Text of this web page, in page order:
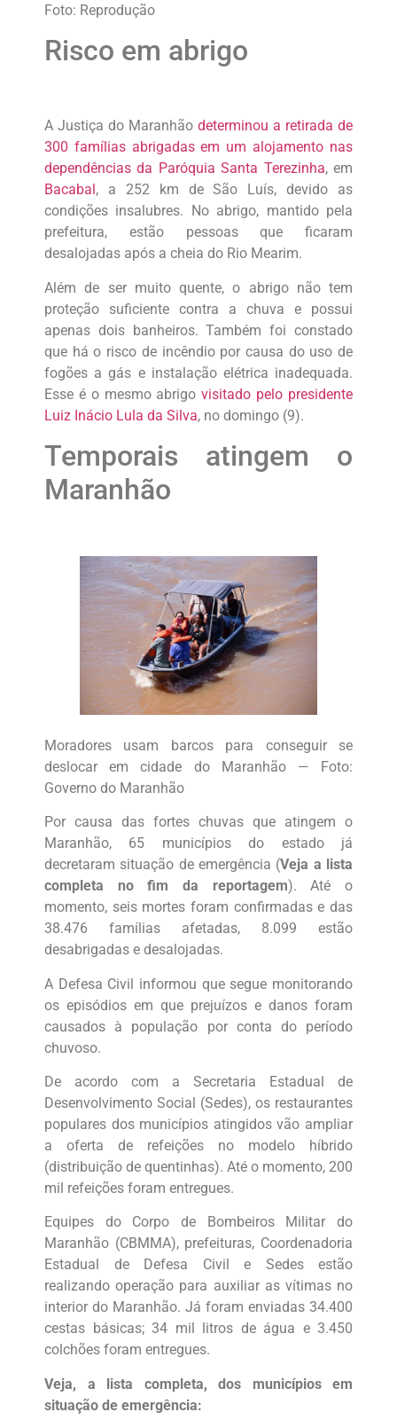
Foto: Reprodução
Risco em abrigo
A Justiça do Maranhão determinou a retirada de
300 famílias abrigadas em um alojamento nas
dependências da Paróquia Santa Terezinha, em
Bacabal , a 252 km de São Luís, devido as
condições insalubres. No abrigo, mantido pela
prefeitura, estão pessoas que ficaram
desalojadas após a cheia do Rio Mearim.
Além de ser muito quente,o abrigo não tem
proteção suficiente contra a chuva e possui
apenas dois banheiros. Também foi constado
que há o risco de incêndio por causa do uso de
fogões a gás e instalação elétrica inadequada.
Esse é o mesmo abrigovisitado pelo presidente
Luiz Inácio Lula da Silva, no domingo (9).
Temporais atingem o
Maranhão
Moradores usam barcos para conseguir se
deslocar em cidade do Maranhão — Foto:
Governo do Maranhão
Por causa das fortes chuvas que atingem o
Maranhão, 65 municípios do estado já
decretaram situação de emergência (Veja a lista
completa no fim da reportagem). Até o
momento, seis mortes foram confirmadas e das
38.476 famílias afetadas, 8.099 estão
desabrigadas e desalojadas.
A Defesa Civil informou que segue monitorando
os episódios em que prejuízos e danos foram
causados à população por conta do período
chuvoso.
De acordo com a Secretaria Estadual de
Desenvolvimento Social (Sedes), os restaurantes
populares dos municípios atingidos vão ampliar
a oferta de refeições no modelo híbrido
(distribuição de quentinhas). Até o momento, 200
mil refeições foram entregues.
Equipes do Corpo de Bombeiros Militar do
Maranhão (CBMMA), prefeituras, Coordenadoria
Estadual de Defesa Civil e Sedes estão
realizando operação para auxiliar as vítimas no
interior do Maranhão. Já foram enviadas 34.400
cestas básicas; 34 mil litros de água e 3.450
colchões foram entregues.
Veja, a lista completa, dos municípios em
situação de emergência: